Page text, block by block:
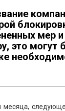
мер и
это могут